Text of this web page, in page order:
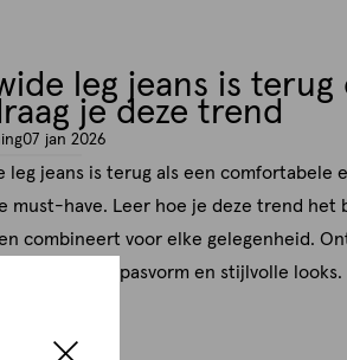
leg jeans is terug
je deze trend
07 jan 2026
leg jeans is terug als een comfortabele
must-have. Leer hoe je deze trend het
combineert voor elke gelegenheid.
de perfecte pasvorm en stijlvolle looks.